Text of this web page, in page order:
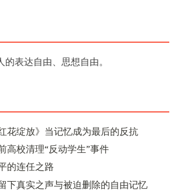
表达自由、思想自由。
花绽放》当记忆成为最后的反抗
高校清理“反动学生”事件
的连任之路
下真实之声与被迫删除的自由记忆